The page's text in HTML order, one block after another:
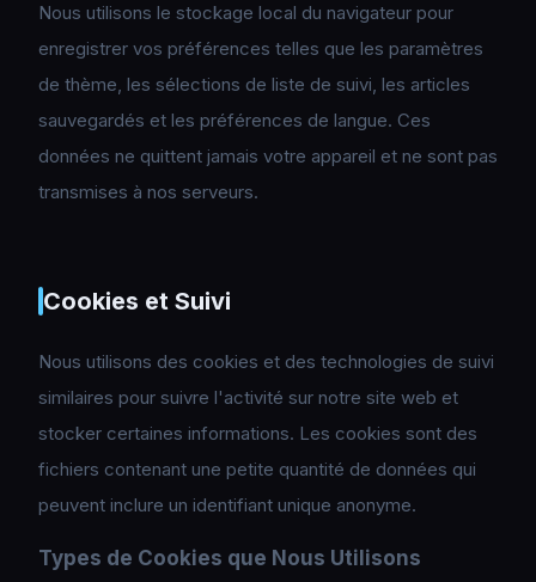
Nous utilisons le stockage local du navigateur pour
enregistrer vos préférences telles que les paramètres
de thème, les sélections de liste de suivi, les articles
sauvegardés et les préférences de langue. Ces
données ne quittent jamais votre appareil et ne sont pas
transmises à nos serveurs.
Cookies et Suivi
Nous utilisons des cookies et des technologies de suivi
similaires pour suivre l'activité sur notre site web et
stocker certaines informations. Les cookies sont des
fichiers contenant une petite quantité de données qui
peuvent inclure un identifiant unique anonyme.
Types de Cookies que Nous Utilisons